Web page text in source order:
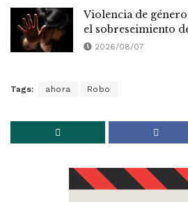
Violencia de
el sobreseimiento
2026/08/07
Tags: ahora Robo